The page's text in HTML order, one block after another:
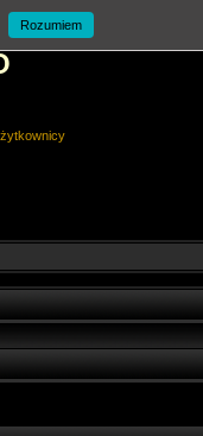
Rozumiem